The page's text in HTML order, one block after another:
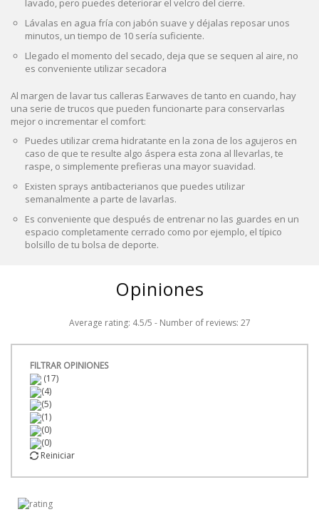
lavado, pero puedes deteriorar el velcro del cierre.
Lávalas en agua fría con jabón suave y déjalas reposar unos
minutos, un tiempo de 10 sería suficiente.
Llegado el momento del secado, deja que se sequen al aire, no
es conveniente utilizar secadora
Al margen de lavar tus calleras Earwaves de tanto en cuando, hay
una serie de trucos que pueden funcionarte para conservarlas
mejor o incrementar el comfort:
Puedes utilizar crema hidratante en la zona de los agujeros en
caso de que te resulte algo áspera esta zona al llevarlas, te
raspe, o simplemente prefieras una mayor suavidad.
Existen sprays antibacterianos que puedes utilizar
semanalmente a parte de lavarlas.
Es conveniente que después de entrenar no las guardes en un
espacio completamente cerrado como por ejemplo, el típico
bolsillo de tu bolsa de deporte.
Opiniones
Average rating: 4.5/5 - Number of reviews: 27
FILTRAR OPINIONES
(17)
(4)
(5)
(1)
(0)
(0)
Reiniciar